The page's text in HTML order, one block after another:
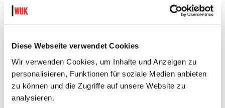
Diese Webseite verwendet Cookies
Wir verwenden Cookies, um Inhalte und Anzeigen zu
personalisieren, Funktionen für soziale Medien anbieten
zu können und die Zugriffe auf unsere Website zu
analysieren.
DER TÄUBLING
PLATZKONZERTE 2026
Di 11.8.2026
Hof